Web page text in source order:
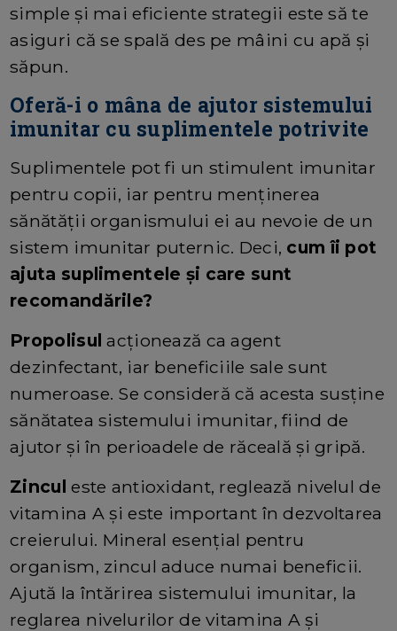
simple și mai eficiente strategii este să te
asiguri că se spală des pe mâini cu apă și
săpun.
Oferă-i o mâna de ajutor sistemului
imunitar cu suplimentele potrivite
Suplimentele pot fi un stimulent imunitar
pentru copii, iar pentru menținerea
sănătății organismului ei au nevoie de un
sistem imunitar puternic. Deci, cum îi pot
ajuta suplimentele și care sunt
recomandările?
Propolisulacționează ca agent
dezinfectant, iar beneficiile sale sunt
numeroase. Se consideră că acesta susține
sănătatea sistemului imunitar, fiind de
ajutor și în perioadele de răceală și gripă.
Zincul este antioxidant, reglează nivelul de
vitamina A și este important în dezvoltarea
creierului. Mineral esențial pentru
organism, zincul aduce numai beneficii.
Ajută la întărirea sistemului imunitar, la
reglarea nivelurilor de vitamina A și